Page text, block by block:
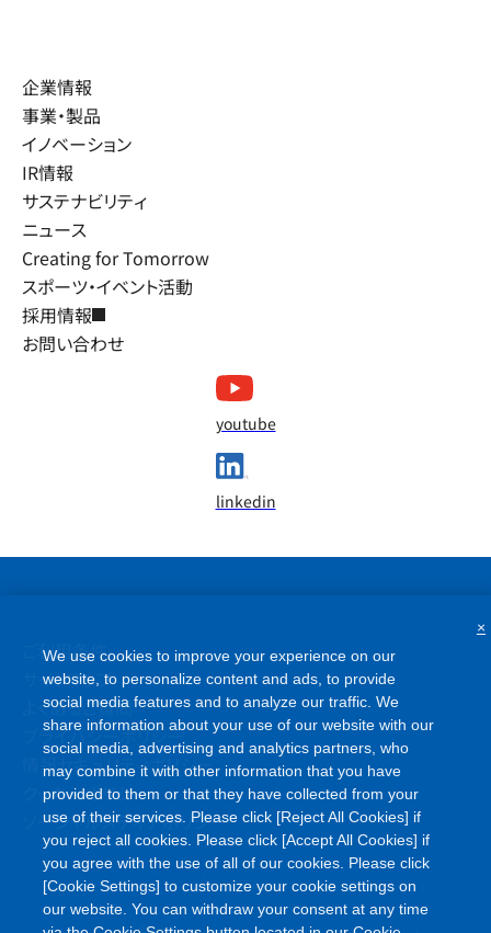
企業情報
事業・製品
イノベーション
IR情報
サステナビリティ
ニュース
Creating for Tomorrow
スポーツ・イベント活動
採用情報
お問い合わせ
youtube
linkedin
ご利用条件
サイトマップ
よくあるご質問
プライバシーポリシー
情報セキュリティポリシー
クッキーポリシー
ソーシャルメディアポリシー
We use cookies to improve your experience on our
website, to personalize content and ads, to provide
social media features and to analyze our traffic. We
share information about your use of our website with our
social media, advertising and analytics partners, who
may combine it with other information that you have
provided to them or that they have collected from your
use of their services. Please click [Reject All Cookies] if
you reject all cookies. Please click [Accept All Cookies] if
you agree with the use of all of our cookies. Please click
[Cookie Settings] to customize your cookie settings on
our website. You can withdraw your consent at any time
×